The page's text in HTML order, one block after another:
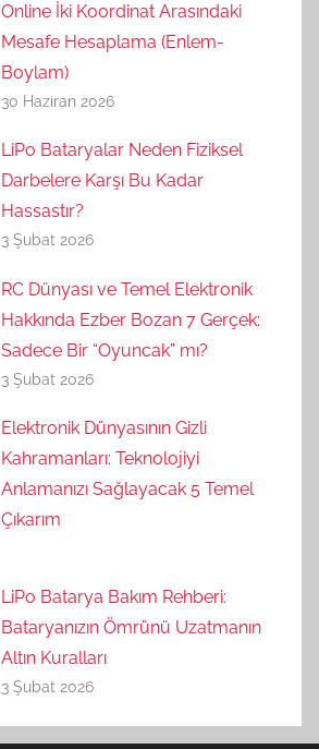
Online İki Koordinat Arasındaki
Mesafe Hesaplama (Enlem-
Boylam)
30 Haziran 2026
LiPo Bataryalar Neden Fiziksel
Darbelere Karşı Bu Kadar
Hassastır?
3 Şubat 2026
RC Dünyası ve Temel Elektronik
Hakkında Ezber Bozan 7 Gerçek:
Sadece Bir “Oyuncak” mı?
3 Şubat 2026
Elektronik Dünyasının Gizli
Kahramanları: Teknolojiyi
Anlamanızı Sağlayacak 5 Temel
Çıkarım
LiPo Batarya Bakım Rehberi:
Bataryanızın Ömrünü Uzatmanın
Altın Kuralları
3 Şubat 2026